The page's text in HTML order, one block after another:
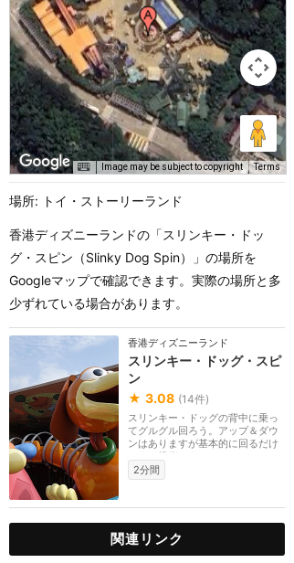
Image may be subject to copyright Terms
場所: トイ・ストーリーランド
香港ディズニーランドの「スリンキー・ドッ
グ・スピン（Slinky Dog Spin）」の場所を
Googleマップで確認できます。実際の場所と多
少ずれている場合があります。
香港ディズニーランド
スリンキー・ドッグ・スピ
ン
★ 3.08 (14件)
スリンキー・ドッグの背中に乗っ
てグルグル回ろう。アップ＆ダウ
ンはありますが基本的に回るだけ
です。操縦もあり...
2分間
関連リンク